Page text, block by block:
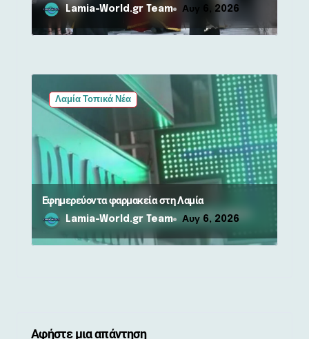
ΣωτήροςLamia-World.gr Team Αυγ 6, 2026
Λαμία Τοπικά Νέα
Εφημερεύοντα φαρμακεία στη Λαμία
Lamia-World.gr Team Αυγ 6, 2026
Αφήστε μια απάντηση